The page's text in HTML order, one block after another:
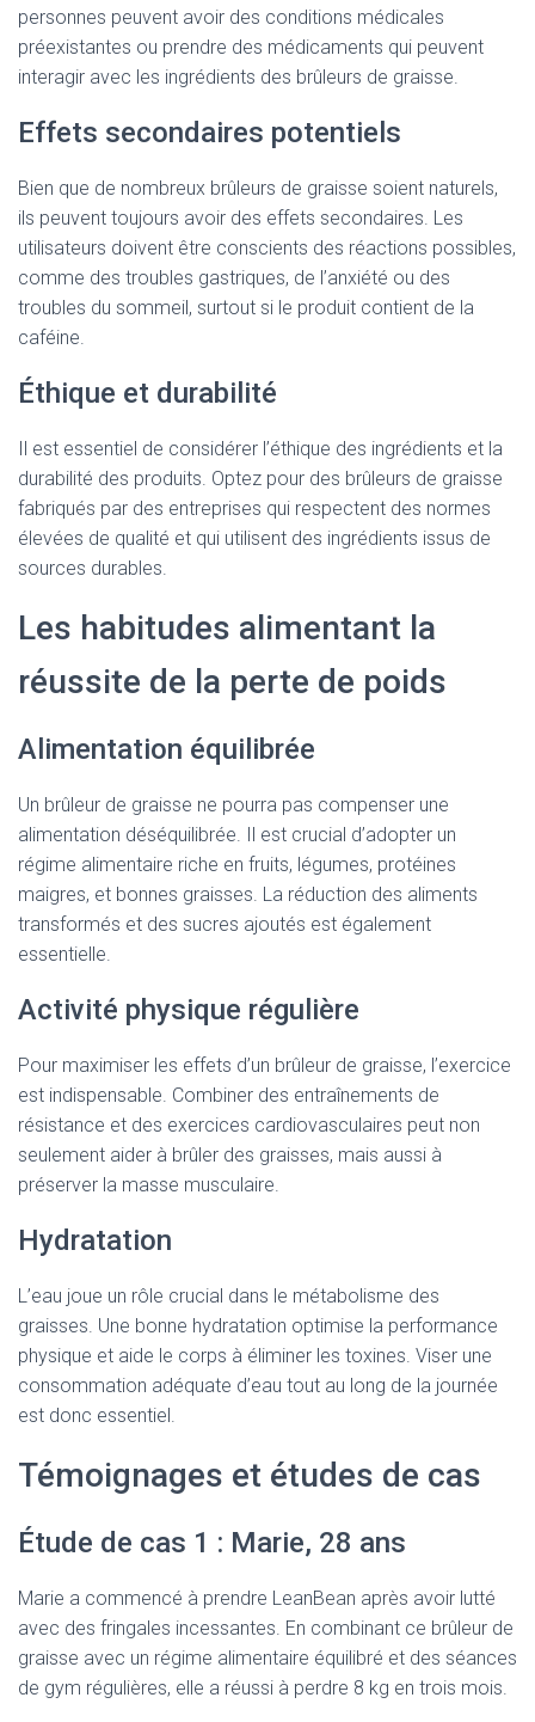
personnes peuvent avoir des conditions médicales
préexistantes ou prendre des médicaments qui peuvent
interagir avec les ingrédients des brûleurs de graisse.
Effets secondaires potentiels
Bien que de nombreux brûleurs de graisse soient naturels,
ils peuvent toujours avoir des effets secondaires. Les
utilisateurs doivent être conscients des réactions possibles,
comme des troubles gastriques, de l’anxiété ou des
troubles du sommeil, surtout si le produit contient de la
caféine.
Éthique et durabilité
Il est essentiel de considérer l’éthique des ingrédients et la
durabilité des produits. Optez pour des brûleurs de graisse
fabriqués par des entreprises qui respectent des normes
élevées de qualité et qui utilisent des ingrédients issus de
sources durables.
Les habitudes alimentant la
réussite de la perte de poids
Alimentation équilibrée
Un brûleur de graisse ne pourra pas compenser une
alimentation déséquilibrée. Il est crucial d’adopter un
régime alimentaire riche en fruits, légumes, protéines
maigres, et bonnes graisses. La réduction des aliments
transformés et des sucres ajoutés est également
essentielle.
Activité physique régulière
Pour maximiser les effets d’un brûleur de graisse, l’exercice
est indispensable. Combiner des entraînements de
résistance et des exercices cardiovasculaires peut non
seulement aider à brûler des graisses, mais aussi à
préserver la masse musculaire.
Hydratation
L’eau joue un rôle crucial dans le métabolisme des
graisses. Une bonne hydratation optimise la performance
physique et aide le corps à éliminer les toxines. Viser une
consommation adéquate d’eau tout au long de la journée
est donc essentiel.
Témoignages et études de cas
Étude de cas 1 : Marie, 28 ans
Marie a commencé à prendre LeanBean après avoir lutté
avec des fringales incessantes. En combinant ce brûleur de
graisse avec un régime alimentaire équilibré et des séances
de gym régulières, elle a réussi à perdre 8 kg en trois mois.